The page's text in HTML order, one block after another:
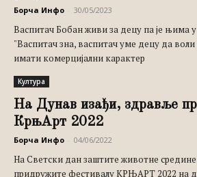
Борча Инфо 30/05/2023
Васпитач Бобан живи за децу па је њима
"Васпитач зна, васпитач уме децу да воли
имати комерцијални карактер
Култура
На Дунав изађи, здравље
КрњАрт 2022
Борча Инфо 04/06/2022
На Светски дан заштите животне
придружите фестивалу KРЊАРТ 2022 на